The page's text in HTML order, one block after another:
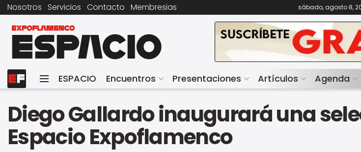
Nosotros Servicios Contacto Membresias sábado, agosto 8,
ESPACIO Encuentros Presentaciones Artículos Agenda
Diego Gallardo inaugurará una
Espacio Expoflamenco